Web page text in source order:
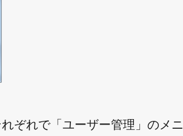
ぞれで「ユーザー管理」のメ